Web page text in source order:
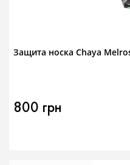
Защита носка Chaya
800 грн